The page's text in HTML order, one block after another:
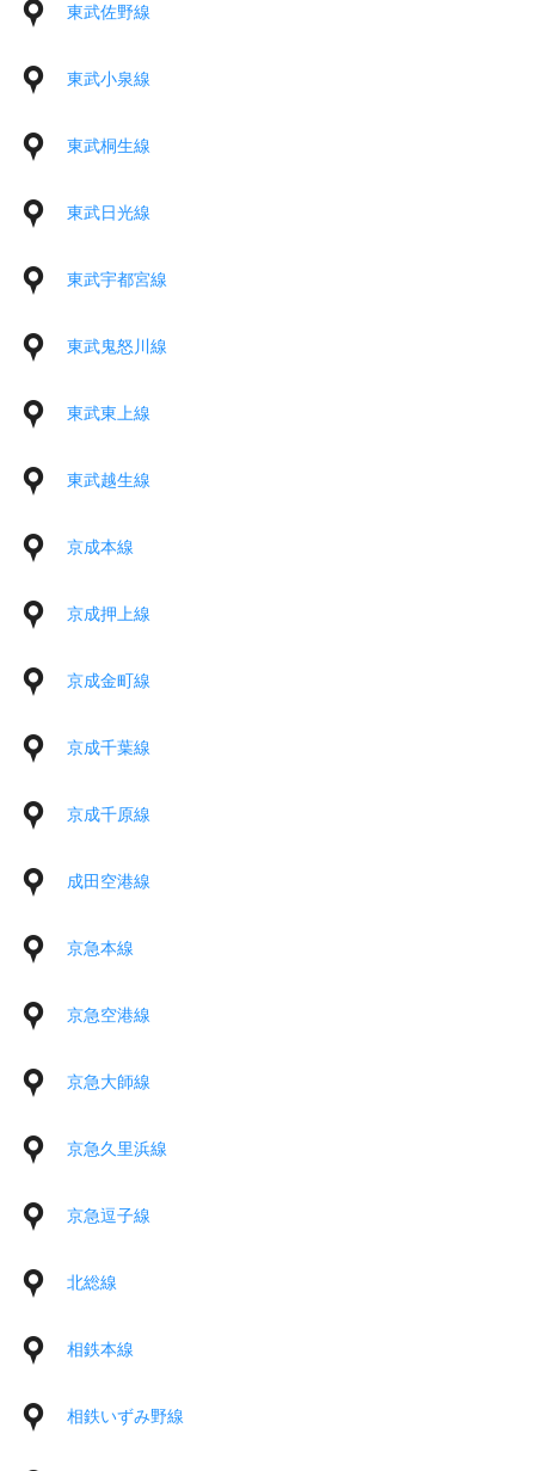
東武佐野線
東武小泉線
東武桐生線
東武日光線
東武宇都宮線
東武鬼怒川線
東武東上線
東武越生線
京成本線
京成押上線
京成金町線
京成千葉線
京成千原線
成田空港線
京急本線
京急空港線
京急大師線
京急久里浜線
京急逗子線
北総線
相鉄本線
相鉄いずみ野線